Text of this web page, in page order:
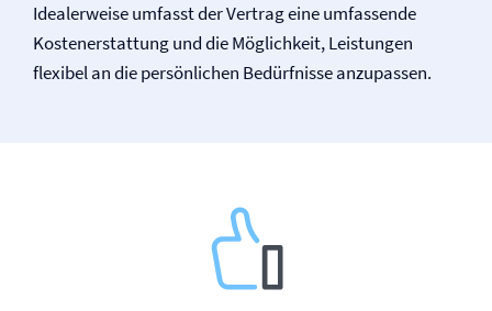
Idealerweise umfasst der Vertrag eine umfassende
Kostenerstattung und die Möglichkeit, Leistungen
flexibel an die persönlichen Bedürfnisse anzupassen.